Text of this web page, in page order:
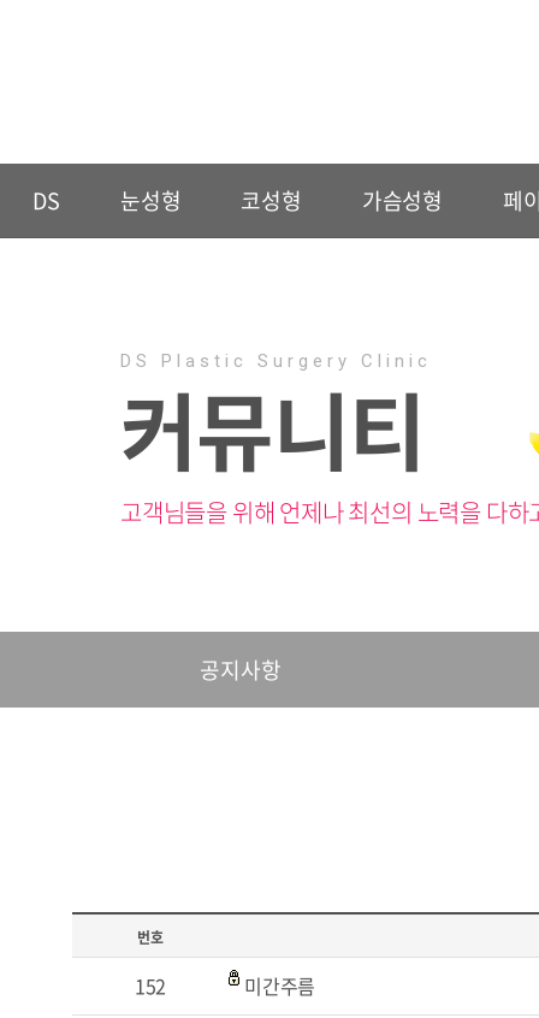
DS 눈성형 코성형 가슴성형 페
DS Plastic Surgery Clinic
커뮤니티
고객님들을 위해 언제나 최선의 노력을 다하
공지사항
번호
152
미간주름